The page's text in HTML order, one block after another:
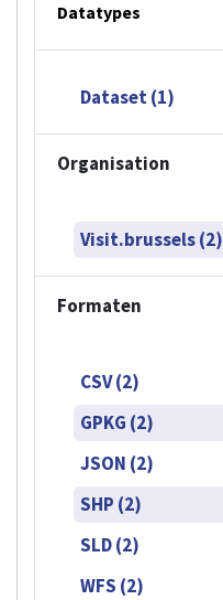
Datatypes
Dataset (1)
Organisation
Visit.brussels (2)
Formaten
CSV (2)
GPKG (2)
JSON (2)
SHP (2)
SLD (2)
WFS (2)